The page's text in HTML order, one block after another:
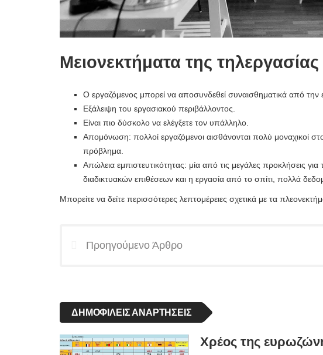
Μειονεκτήματα της τηλεργασίας
Ο εργαζόμενος μπορεί να αποσυνδεθεί συναισθηματικά από την
Εξάλειψη του εργασιακού περιβάλλοντος.
Είναι πιο δύσκολο να ελέγξετε τον υπάλληλο.
Απομόνωση: πολλοί εργαζόμενοι αισθάνονται πολύ μοναχικοί
πρόβλημα.
Απώλεια εμπιστευτικότητας: μία από τις μεγάλες προκλήσεις για
διαδικτυακών επιθέσεων και η εργασία από το σπίτι, πολλά
Μπορείτε να δείτε περισσότερες λεπτομέρειες σχετικά με τα
Προηγούμενο Άρθρο
ΔΗΜΟΦΙΛΕΊΣ ΑΝΑΡΤΉΣΕΙΣ
Χρέος της